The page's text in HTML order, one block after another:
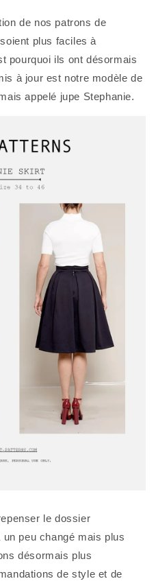
de nos patrons de
plus faciles à
pourquoi ils ont désormais
à jour est notre modèle de
appelé jupe Stephanie.
peu changé mais plus
désormais plus
de style et de